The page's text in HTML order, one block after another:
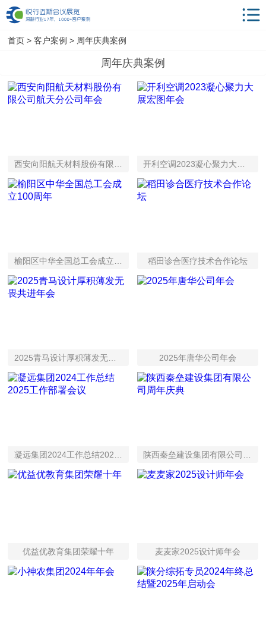
首页
会议酒店
新闻动态
联系我们
首页 >客户案例 > 周年庆典案例
周年庆典案例
稻田诊合医疗技术合作论坛
2025青马设计厚积薄发无畏共进年会 2025年唐华公司年会
优益优教育集团荣耀十年 麦麦家2025设计师年会